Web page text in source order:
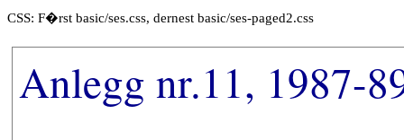
CSS: F�rst basic/ses.css, dernest basic/ses-paged2.css
Anlegg nr.11, 1987-